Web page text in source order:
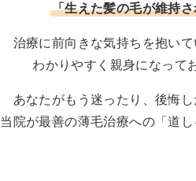
「生えた髪の毛が維持
治療に前向きな気持ちを抱いて
わかりやすく親身になって
あなたがもう迷ったり、後悔し
当院が最善の薄毛治療への「道し